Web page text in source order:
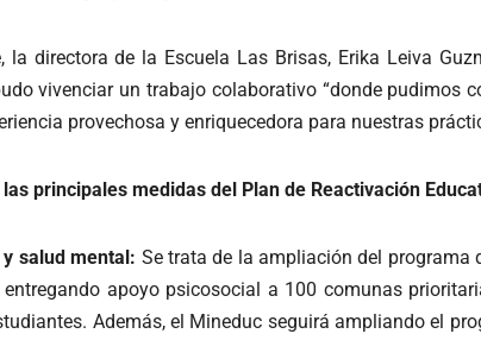
la directora de la Escuela Las Brisas, Erika Leiva
vivenciar un trabajo colaborativo “donde pudimos
provechosa y enriquecedora para nuestras
las principales medidas del Plan de Reactivación
salud mental: Se trata de la ampliación del programa
entregando apoyo psicosocial a 100 comunas
Además, el Mineduc seguirá ampliando el